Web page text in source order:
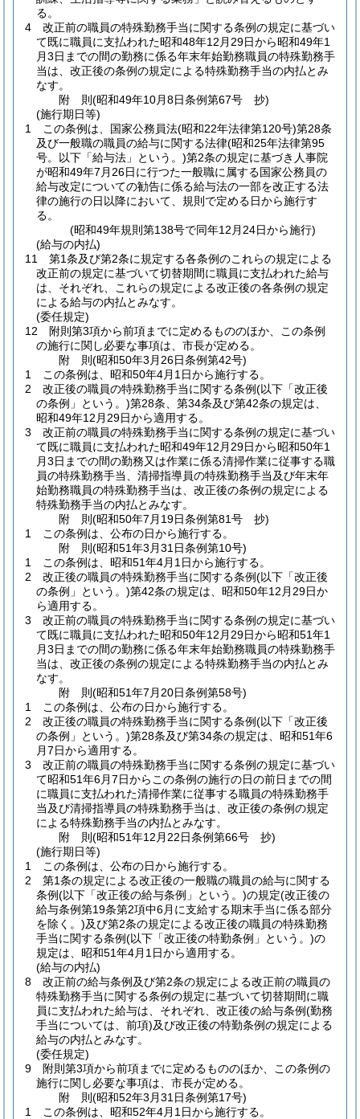
る。
4
改正前の職員の特殊勤務手当に関する条例の規定に基づい
て既に職員に支払われた昭和48年12月29日から昭和49年1
月3日までの間の勤務に係る年末年始勤務職員の特殊勤務手
当は、改正後の条例の規定による特殊勤務手当の内払とみ
なす。
附 則(昭和49年10月8日条例第67号 抄)
(施行期日等)
1
この条例は、国家公務員法(昭和22年法律第120号)第28条
及び一般職の職員の給与に関する法律(昭和25年法律第95
号。以下「給与法」という。)第2条の規定に基づき人事院
が昭和49年7月26日に行つた一般職に属する国家公務員の
給与改定についての勧告に係る給与法の一部を改正する法
律の施行の日以降において、規則で定める日から施行す
る。
(昭和49年規則第138号で同年12月24日から施行)
(給与の内払)
11
第1条及び第2条に規定する各条例のこれらの規定による
改正前の規定に基づいて切替期間に職員に支払われた給与
は、それぞれ、これらの規定による改正後の各条例の規定
による給与の内払とみなす。
(委任規定)
12
附則第3項から前項までに定めるもののほか、この条例
の施行に関し必要な事項は、市長が定める。
附 則(昭和50年3月26日条例第42号)
1
この条例は、昭和50年4月1日から施行する。
2
改正後の職員の特殊勤務手当に関する条例(以下「改正後
の条例」という。)第28条、第34条及び第42条の規定は、
昭和49年12月29日から適用する。
3
改正前の職員の特殊勤務手当に関する条例の規定に基づい
て既に職員に支払われた昭和49年12月29日から昭和50年1
月3日までの間の勤務又は作業に係る清掃作業に従事する職
員の特殊勤務手当、清掃指導員の特殊勤務手当及び年末年
始勤務職員の特殊勤務手当は、改正後の条例の規定による
特殊勤務手当の内払とみなす。
附 則(昭和50年7月19日条例第81号 抄)
1
この条例は、公布の日から施行する。
附 則(昭和51年3月31日条例第10号)
1
この条例は、昭和51年4月1日から施行する。
2
改正後の職員の特殊勤務手当に関する条例(以下「改正後
の条例」という。)第42条の規定は、昭和50年12月29日か
ら適用する。
3
改正前の職員の特殊勤務手当に関する条例の規定に基づい
て既に職員に支払われた昭和50年12月29日から昭和51年1
月3日までの間の勤務に係る年末年始勤務職員の特殊勤務手
当は、改正後の条例の規定による特殊勤務手当の内払とみ
なす。
附 則(昭和51年7月20日条例第58号)
1
この条例は、公布の日から施行する。
2
改正後の職員の特殊勤務手当に関する条例(以下「改正後
の条例」という。)第28条及び第34条の規定は、昭和51年6
月7日から適用する。
3
改正前の職員の特殊勤務手当に関する条例の規定に基づい
て昭和51年6月7日からこの条例の施行の日の前日までの間
に職員に支払われた清掃作業に従事する職員の特殊勤務手
当及び清掃指導員の特殊勤務手当は、改正後の条例の規定
による特殊勤務手当の内払とみなす。
附 則(昭和51年12月22日条例第66号 抄)
(施行期日等)
1
この条例は、公布の日から施行する。
2
第1条の規定による改正後の一般職の職員の給与に関する
条例(以下「改正後の給与条例」という。)の規定(改正後の
給与条例第19条第2項中6月に支給する期末手当に係る部分
を除く。)及び第2条の規定による改正後の職員の特殊勤務
手当に関する条例(以下「改正後の特勤条例」という。)の
規定は、昭和51年4月1日から適用する。
(給与の内払)
8
改正前の給与条例及び第2条の規定による改正前の職員の
特殊勤務手当に関する条例の規定に基づいて切替期間に職
員に支払われた給与は、それぞれ、改正後の給与条例(勤務
手当については、前項)及び改正後の特勤条例の規定による
給与の内払とみなす。
(委任規定)
9
附則第3項から前項までに定めるもののほか、この条例の
施行に関し必要な事項は、市長が定める。
附 則(昭和52年3月31日条例第17号)
1
この条例は、昭和52年4月1日から施行する。